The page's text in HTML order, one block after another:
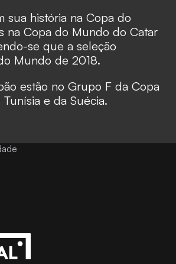
sua história na Copa do
na Copa do Mundo do Catar
se que a seleção
Mundo de 2018.
estão no Grupo F da Copa
e da Suécia.